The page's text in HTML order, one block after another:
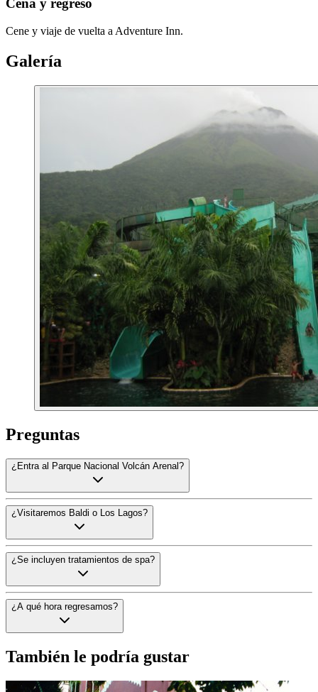
Cena y regreso
Cene y viaje de vuelta a Adventure Inn.
Galería
Preguntas
¿Entra al Parque Nacional Volcán Arenal?
No. El itinerario indicado no incluye entrada al parque ni una
¿Visitaremos Baldi o Los Lagos?
Baldi es la opción predeterminada. Los Lagos puede sustituirlo en
¿Se incluyen tratamientos de spa?
No. Tienen costo adicional y deben reservarse antes.
¿A qué hora regresamos?
También le podría gustar